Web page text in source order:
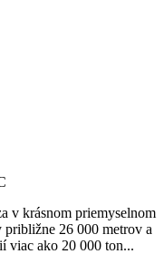
v krásnom priemyselnom
približne 26 000 metrov a
viac ako 20 000 ton...